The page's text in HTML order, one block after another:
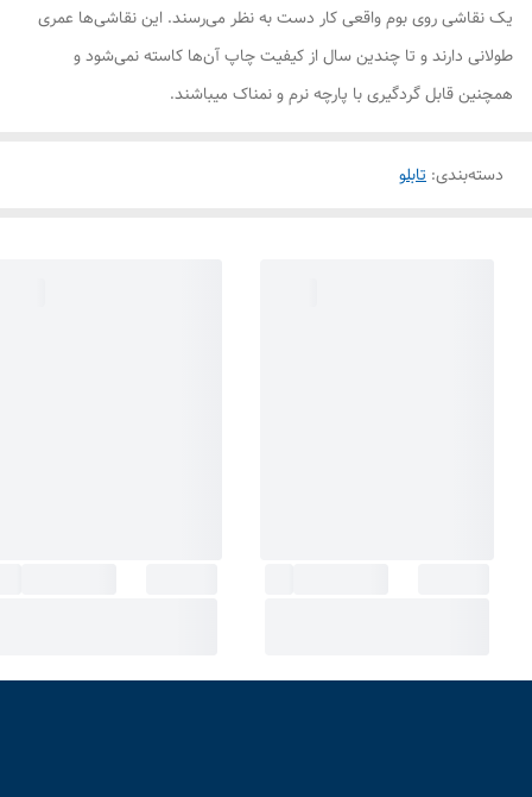
یک نقاشی روی بوم واقعی کار دست به نظر می‌رسند. این نقاشی‌ها عمری
طولانی دارند و تا چندین سال از کیفیت چاپ آن‌ها کاسته نمی‌شود و
همچنین قابل گردگیری با پارچه نرم و نمناک میباشند.
دسته‌بندی: تابلو